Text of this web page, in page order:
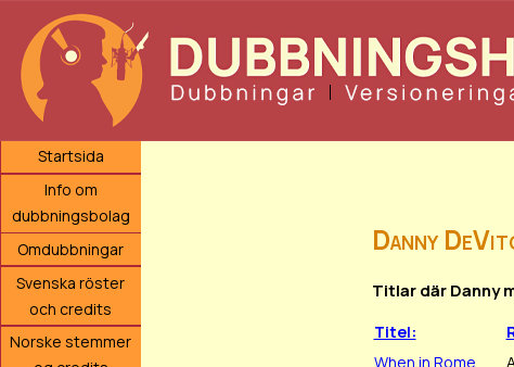
Startsida
Info om
dubbningsbolag
Omdubbningar
Svenska röster
och credits
Norske stemmer
Danny
Titlar där Danny
Titel:
When in Rome